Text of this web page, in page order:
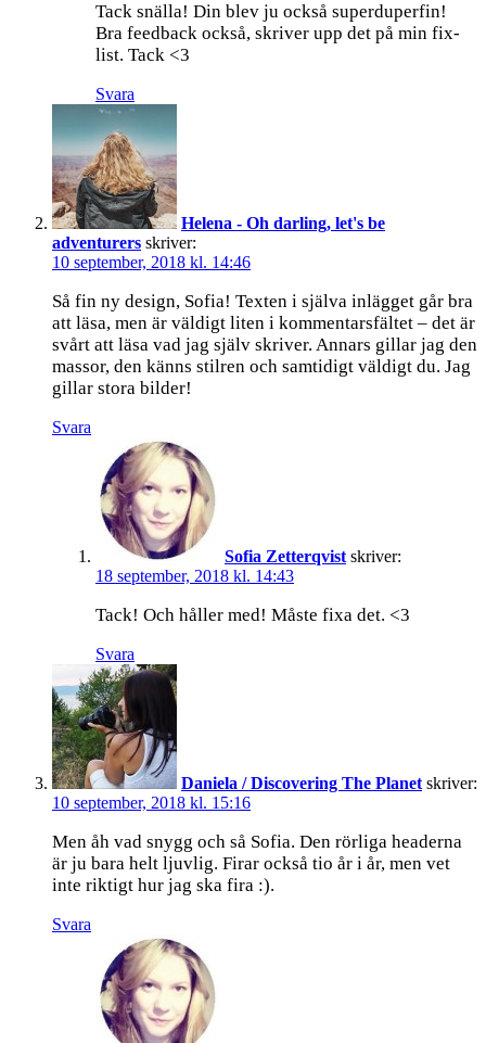
Tack snälla! Din blev ju också superduperfin!
Bra feedback också, skriver upp det på min fix-
list. Tack <3
Svara
Helena - Oh darling, let's be
adventurers skriver:
10 september, 2018 kl. 14:46
Så fin ny design, Sofia! Texten i själva inlägget går bra
att läsa, men är väldigt liten i kommentarsfältet – det är
svårt att läsa vad jag själv skriver. Annars gillar jag den
massor, den känns stilren och samtidigt väldigt du. Jag
gillar stora bilder!
Svara
Sofia Zetterqvist skriver:
18 september, 2018 kl. 14:43
Tack! Och håller med! Måste fixa det. <3
Svara
Daniela / Discovering The Planet skriver:
10 september, 2018 kl. 15:16
Men åh vad snygg och så Sofia. Den rörliga headerna
är ju bara helt ljuvlig. Firar också tio år i år, men vet
inte riktigt hur jag ska fira :).
Svara